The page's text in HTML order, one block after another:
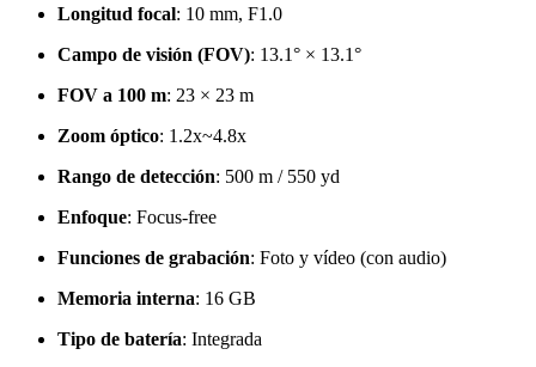
Longitud focal: 10 mm, F1.0
Campo de visión (FOV): 13.1° × 13.1°
FOV a 100 m: 23 × 23 m
Zoom óptico: 1.2x~4.8x
Rango de detección: 500 m / 550 yd
Enfoque: Focus-free
Funciones de grabación: Foto y vídeo (con audio)
Memoria interna: 16 GB
Tipo de batería: Integrada